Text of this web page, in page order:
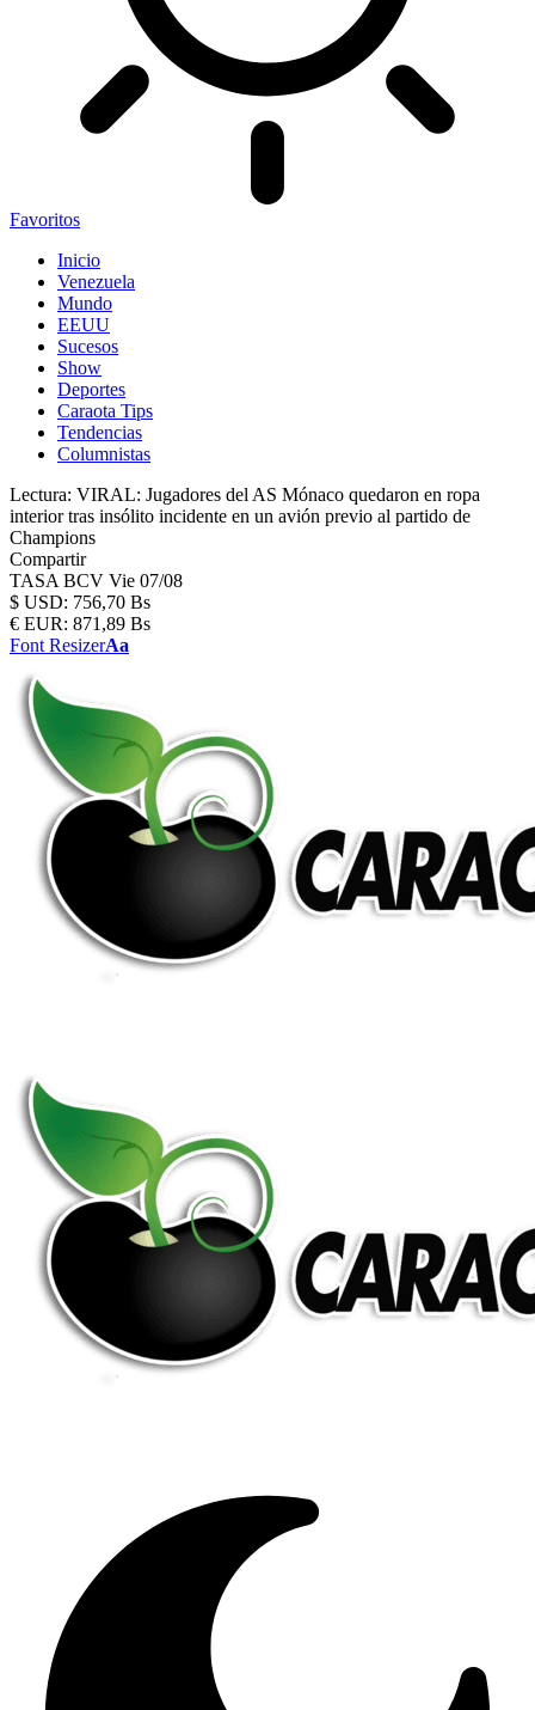
Favoritos
Inicio
Venezuela
Mundo
EEUU
Sucesos
Show
Deportes
Caraota Tips
Tendencias
Columnistas
Lectura: VIRAL: Jugadores del AS Mónaco quedaron en ropa
interior tras insólito incidente en un avión previo al partido de
Champions
Compartir
TASA BCV Vie 07/08
$ USD: 756,70 Bs
€ EUR: 871,89 Bs
Font ResizerAa